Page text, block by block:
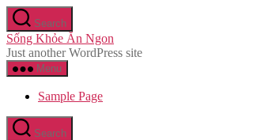
Skip
to
the
content
Search
Sống Khỏe Ăn Ngon
Just another WordPress site
Menu
Sample Page
Search